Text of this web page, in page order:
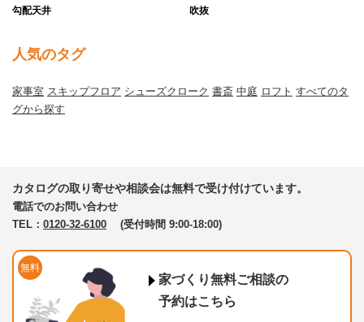
勾配天井 吹抜
人気のタグ
家事室 スキップフロア シューズクローク 書斎 中庭 ロフト すべてのタ
グから探す
カタログの取り寄せや相談会は無料で受け付けています。
電話でのお問い合わせ
TEL： 0120-32-6100 (受付時間 9:00-18:00)
無料
家づくり無料ご相談の
予約はこちら